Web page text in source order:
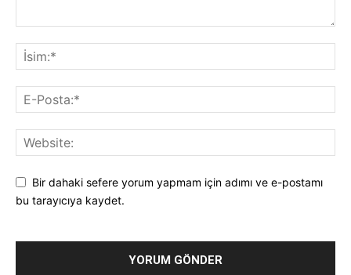
Bir dahaki sefere yorum yapmam için adımı ve e-postamı
bu tarayıcıya kaydet.